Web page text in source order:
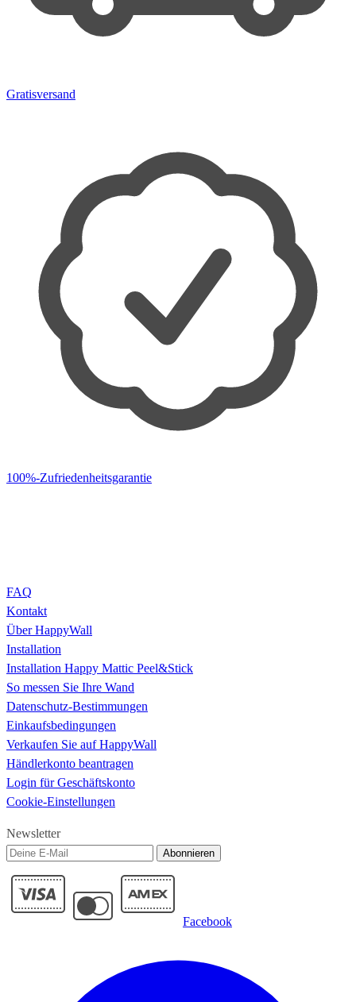
Gratisversand
100%-Zufriedenheitsgarantie
FAQ
Kontakt
Über HappyWall
Installation
Installation Happy Mattic Peel&Stick
So messen Sie Ihre Wand
Datenschutz-Bestimmungen
Einkaufsbedingungen
Verkaufen Sie auf HappyWall
Händlerkonto beantragen
Login für Geschäftskonto
Cookie-Einstellungen
Newsletter
Abonnieren
Facebook